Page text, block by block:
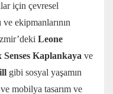
için çevresel
ekipmanlarının
Leone
Senses Kaplankaya ve
gibi sosyal yaşamın
mobilya tasarım ve